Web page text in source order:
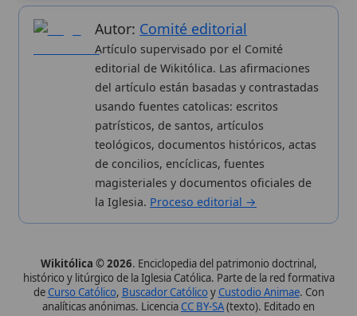
Wikitólica © 2026. Enciclopedia del patrimonio doctrinal,
histórico y litúrgico de la Iglesia Católica. Parte de la red formativa
deCurso Católico ,Buscador CatólicoyCustodio Animae. Con
analíticas anónimas. LicenciaCC BY-SA(texto). Editado en
Valencia, España.ISSN: 3101-7339. Bajo el patrocinio de San
Carlo Acutis.
Sobre nosotros
Proceso editorial
Publicación seriada
Datos abiertos
Estadísticas
Política de privacidad
Categorias
Más visitados
Nuevas entradas
Cambios recientes
Aplicaciones
Kit de Prensa
Widgets para tu web
✦ SÍGUENOS EN
Perfil de Instagram
Síguenos · @wikitolica